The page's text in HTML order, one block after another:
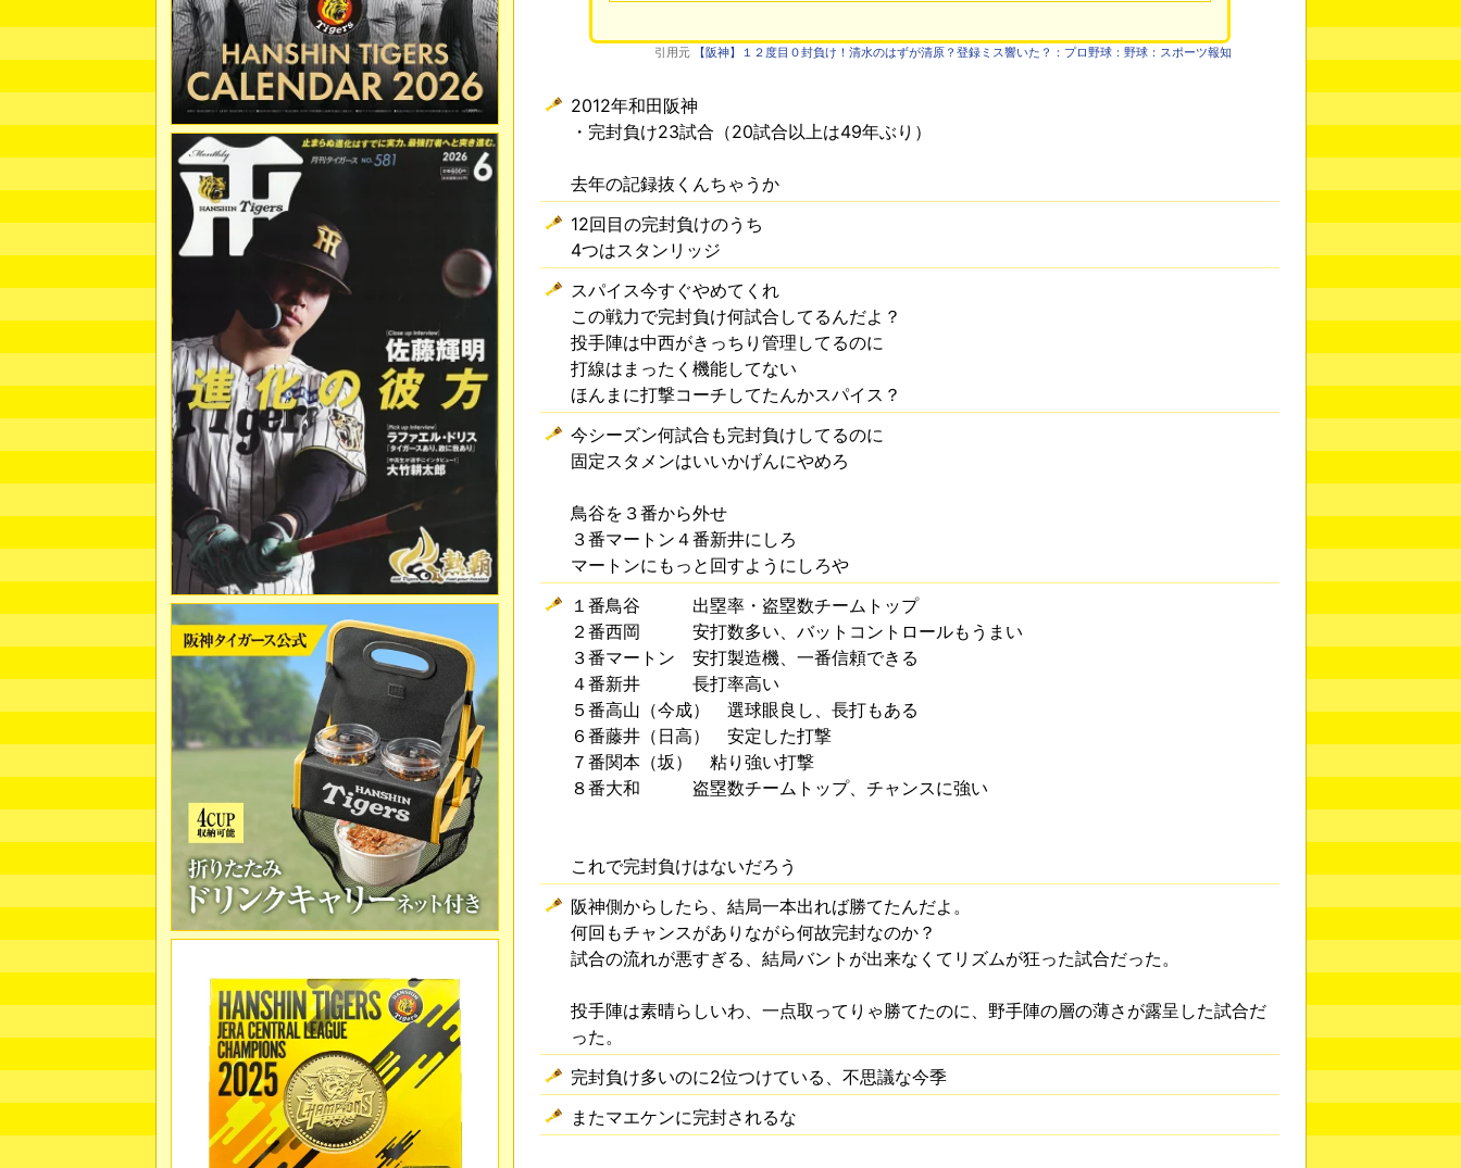
引用元 【阪神】１２度目０封負け！清水のはずが清原？登録ミス響いた？：プロ野球：野球：スポーツ報知
2012年和田阪神
・完封負け23試合（20試合以上は49年ぶり）
去年の記録抜くんちゃうか
12回目の完封負けのうち
4つはスタンリッジ
スパイス今すぐやめてくれ
この戦力で完封負け何試合してるんだよ？
投手陣は中西がきっちり管理してるのに
打線はまったく機能してない
ほんまに打撃コーチしてたんかスパイス？
今シーズン何試合も完封負けしてるのに
固定スタメンはいいかげんにやめろ
鳥谷を３番から外せ
３番マートン４番新井にしろ
マートンにもっと回すようにしろや
１番鳥谷 出塁率・盗塁数チームトップ
２番西岡 安打数多い、バットコントロールもうまい
３番マートン 安打製造機、一番信頼できる
４番新井 長打率高い
５番高山（今成） 選球眼良し、長打もある
６番藤井（日高） 安定した打撃
７番関本（坂） 粘り強い打撃
８番大和 盗塁数チームトップ、チャンスに強い
これで完封負けはないだろう
阪神側からしたら、結局一本出れば勝てたんだよ。
何回もチャンスがありながら何故完封なのか？
試合の流れが悪すぎる、結局バントが出来なくてリズムが狂った試合だった。
投手陣は素晴らしいわ、一点取ってりゃ勝てたのに、野手陣の層の薄さが露呈した試合だ
った。
完封負け多いのに2位つけている、不思議な今季
またマエケンに完封されるな